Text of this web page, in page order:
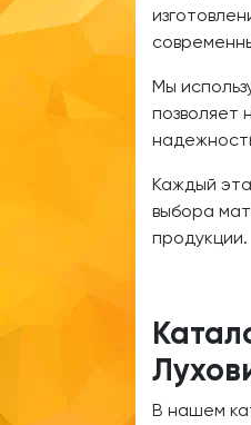
Мы
позволяет
Каждый
выбора
продукции.
В нашем